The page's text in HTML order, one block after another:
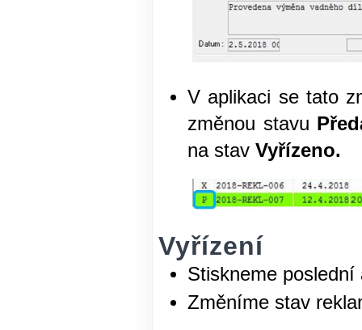
V aplikaci se tato
změnou stavu
na stav Vyřízeno.
Vyřízení
Stiskneme
Změníme stav